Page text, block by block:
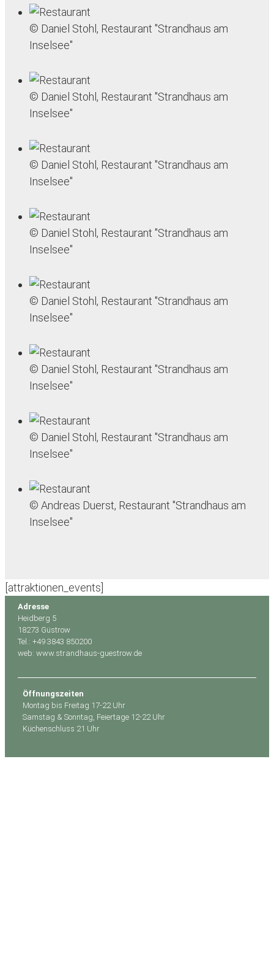
© Daniel Stohl, Restaurant "Strandhaus am
Inselsee"
© Daniel Stohl, Restaurant "Strandhaus am
Inselsee"
© Daniel Stohl, Restaurant "Strandhaus am
Inselsee"
© Daniel Stohl, Restaurant "Strandhaus am
Inselsee"
© Daniel Stohl, Restaurant "Strandhaus am
Inselsee"
© Daniel Stohl, Restaurant "Strandhaus am
Inselsee"
© Daniel Stohl, Restaurant "Strandhaus am
Inselsee"
© Andreas Duerst, Restaurant "Strandhaus am
Inselsee"
[attraktionen_events]
Adresse
Heidberg 5
18273 Güstrow
Tel.: +49 3843 850200
web: www.strandhaus-guestrow.de
Öffnungszeiten
Montag bis Freitag 17-22 Uhr
Samstag & Sonntag, Feiertage 12-22 Uhr
Küchenschluss 21 Uhr